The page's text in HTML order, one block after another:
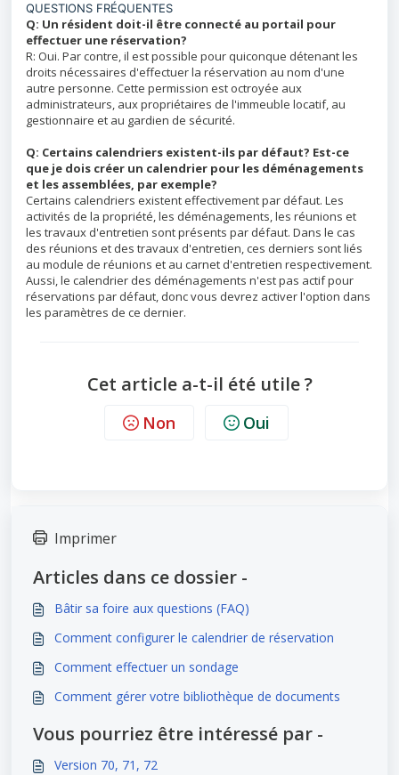
QUESTIONS FRÉQUENTES
Q: Un résident doit-il être connecté au portail pour
effectuer une réservation?
R: Oui. Par contre, il est possible pour quiconque détenant les
droits nécessaires d'effectuer la réservation au nom d'une
autre personne. Cette permission est octroyée aux
administrateurs, aux propriétaires de l'immeuble locatif, au
gestionnaire et au gardien de sécurité.
Q: Certains calendriers existent-ils par défaut? Est-ce
que je dois créer un calendrier pour les déménagements
et les assemblées, par exemple?
Certains calendriers existent effectivement par défaut. Les
activités de la propriété, les déménagements, les réunions et
les travaux d'entretien sont présents par défaut. Dans le cas
des réunions et des travaux d'entretien, ces derniers sont liés
au module de réunions et au carnet d'entretien respectivement.
Aussi, le calendrier des déménagements n'est pas actif pour
réservations par défaut, donc vous devrez activer l'option dans
les paramètres de ce dernier.
Cet article a-t-il été utile ?
Non Oui
Imprimer
Articles dans ce dossier -
Bâtir sa foire aux questions (FAQ)
Comment configurer le calendrier de réservation
Comment effectuer un sondage
Comment gérer votre bibliothèque de documents
Vous pourriez être intéressé par -
Version 70, 71, 72